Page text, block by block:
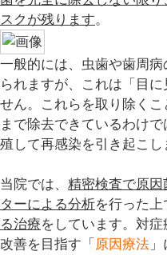
スクが残ります。
一般的には、虫歯や歯周
られますが、これは「目
せん。これらを取り除く
まで除去できているわけ
殖して再感染を引き起こし
当院では、 精密検査で原因
ターによる分析を行った上
る治療をしています。対
改善を目指す「 原因療法